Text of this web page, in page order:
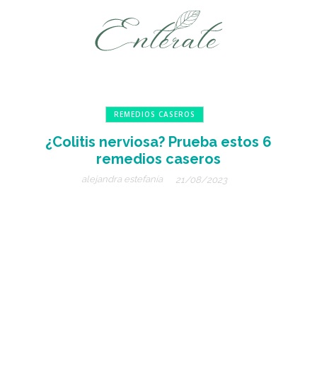
REMEDIOS CASEROS
¿Colitis nerviosa? Prueba estos 6
remedios caseros
alejandra estefanía 21/08/2023